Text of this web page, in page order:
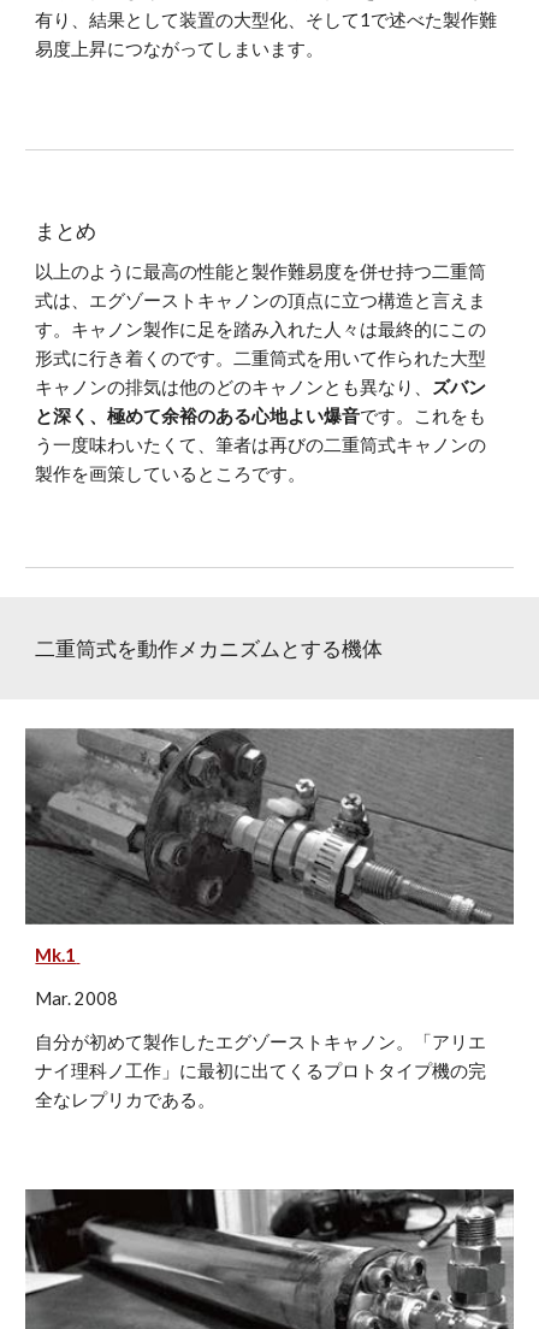
有り、結果として装置の大型化、そして1で述べた製作難
易度上昇につながってしまいます。
まとめ
以上のように最高の性能と製作難易度を併せ持つ二重筒
式は、エグゾーストキャノンの頂点に立つ構造と言えま
す。キャノン製作に足を踏み入れた人々は最終的にこの
形式に行き着くのです。二重筒式を用いて作られた大型
キャノンの排気は他のどのキャノンとも異なり、 ズバン
と深く、極めて余裕のある心地よい爆音です。これをも
う一度味わいたくて、筆者は再びの二重筒式キャノンの
製作を画策しているところです。
二重筒式を動作メカニズムとする機体
Mk.1
Mar. 2008
自分が初めて製作したエグゾーストキャノン。「アリエ
ナイ理科ノ工作」に最初に出てくるプロトタイプ機の完
全なレプリカである。